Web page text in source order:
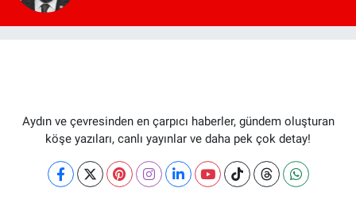
Aydın ve çevresinden en çarpıcı haberler, gündem oluşturan
köşe yazıları, canlı yayınlar ve daha pek çok detay!